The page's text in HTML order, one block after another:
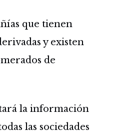
que tienen
y existen
de
la información
las sociedades